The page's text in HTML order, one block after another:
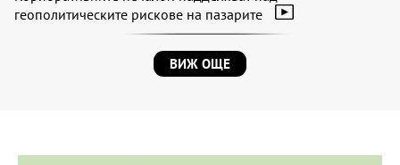
геополитическите рискове на пазарите
ВИЖ ОЩЕ